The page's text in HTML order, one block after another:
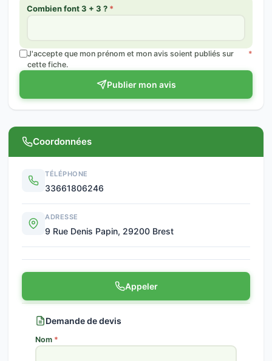
Combien font 3 + 3 ? *
J'accepte que mon prénom et mon avis soient publiés sur
cette fiche.
*
Publier mon avis
Coordonnées
TÉLÉPHONE
33661806246
ADRESSE
9 Rue Denis Papin, 29200 Brest
Appeler
Demande de devis
Nom *